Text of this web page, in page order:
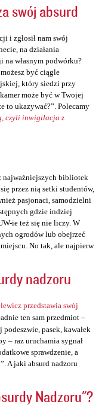
swój absurd
i zgłosił nam swój
na działania
na własnym podwórku?
być ciągle
który siedzi przy
może być w Twojej
to ukazywać?”. Polecamy
czyli inwigilacja z
najważniejszych bibliotek
przez nią setki studentów,
pasjonaci, samodzielni
gdzie indziej
ie też się nie liczy. W
ogrodów lub obejrzeć
No tak, ale najpierw
nadzoru
przedstawia swój
ten sam przedmiot –
pasek, kawałek
– raz uruchamia sygnał
sprawdzenie, a
A jaki absurd nadzoru
Nadzoru"?